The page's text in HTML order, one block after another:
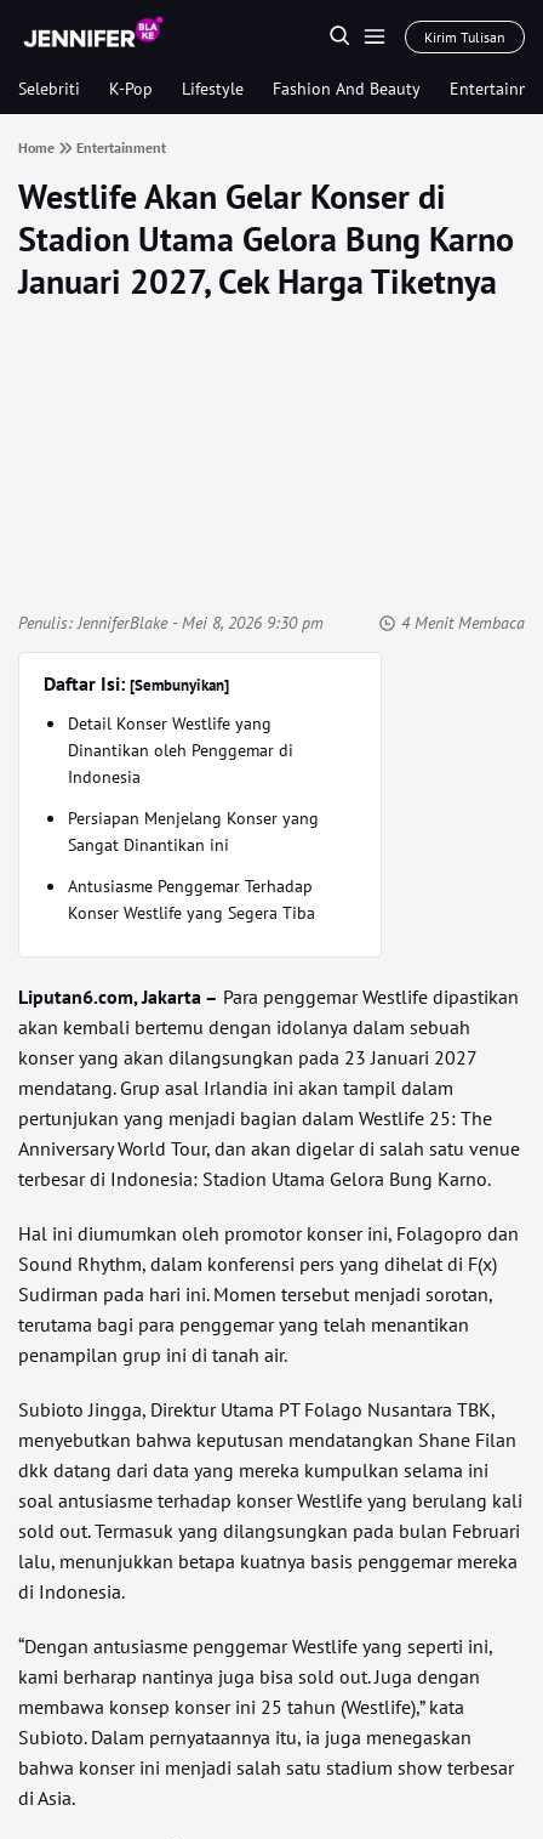
Kirim Tulisan
Selebriti K-Pop Lifestyle Fashion And Beauty
Home Entertainment
Westlife Akan Gelar Konser di
Stadion Utama Gelora Bung Karno
Januari 2027, Cek Harga Tiketnya
Penulis:JenniferBlake- Mei 8, 2026 9:30 pm 4 Menit Membaca
Daftar Isi: [Sembunyikan]
Detail Konser Westlife yang
Dinantikan oleh Penggemar di
Indonesia
Persiapan Menjelang Konser yang
Sangat Dinantikan ini
Antusiasme Penggemar Terhadap
Konser Westlife yang Segera Tiba
Liputan6.com, Jakarta – Para penggemar Westlife dipastikan
akan kembali bertemu dengan idolanya dalam sebuah
konser yang akan dilangsungkan pada 23 Januari 2027
mendatang. Grup asal Irlandia ini akan tampil dalam
pertunjukan yang menjadi bagian dalam Westlife 25: The
Anniversary World Tour, dan akan digelar di salah satu venue
terbesar di Indonesia: Stadion Utama Gelora Bung Karno.
Hal ini diumumkan oleh promotor konser ini, Folagopro dan
Sound Rhythm, dalam konferensi pers yang dihelat di F(x)
Sudirman pada hari ini. Momen tersebut menjadi sorotan,
terutama bagi para penggemar yang telah menantikan
penampilan grup ini di tanah air.
Subioto Jingga, Direktur Utama PT Folago Nusantara TBK,
menyebutkan bahwa keputusan mendatangkan Shane Filan
dkk datang dari data yang mereka kumpulkan selama ini
soal antusiasme terhadap konser Westlife yang berulang kali
sold out. Termasuk yang dilangsungkan pada bulan Februari
lalu, menunjukkan betapa kuatnya basis penggemar mereka
di Indonesia.
“Dengan antusiasme penggemar Westlife yang seperti ini,
kami berharap nantinya juga bisa sold out. Juga dengan
membawa konsep konser ini 25 tahun (Westlife),” kata
Subioto. Dalam pernyataannya itu, ia juga menegaskan
bahwa konser ini menjadi salah satu stadium show terbesar
di Asia.